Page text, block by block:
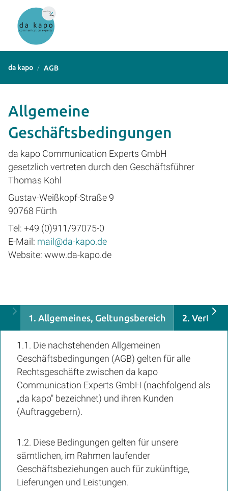
da kapo AGB
Allgemeine
Geschäftsbedingungen
da kapo Communication Experts GmbH
gesetzlich vertreten durch den Geschäftsführer
Thomas Kohl
Gustav-Weißkopf-Straße 9
90768 Fürth
Tel: +49 (0)911/97075-0
E-Mail: mail@da-kapo.de
Website: www.da-kapo.de
1. Allgemeines, Geltungsbereich 2.
1.1. Die nachstehenden Allgemeinen
Geschäftsbedingungen (AGB) gelten für alle
Rechtsgeschäfte zwischen da kapo
Communication Experts GmbH (nachfolgend als
„da kapo" bezeichnet) und ihren Kunden
(Auftraggebern).
1.2. Diese Bedingungen gelten für unsere
sämtlichen, im Rahmen laufender
Geschäftsbeziehungen auch für zukünftige,
Lieferungen und Leistungen.